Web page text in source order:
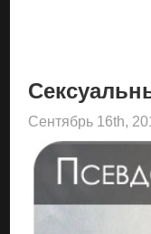
Сентябрь 16th,